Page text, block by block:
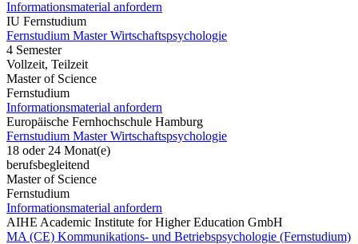
Informationsmaterial anfordern
IU Fernstudium
Fernstudium Master Wirtschaftspsychologie
4 Semester
Vollzeit, Teilzeit
Master of Science
Fernstudium
Informationsmaterial anfordern
Europäische Fernhochschule Hamburg
Fernstudium Master Wirtschaftspsychologie
18 oder 24 Monat(e)
berufsbegleitend
Master of Science
Fernstudium
Informationsmaterial anfordern
AIHE Academic Institute for Higher Education GmbH
MA (CE) Kommunikations- und Betriebspsychologie (Fernstudium)